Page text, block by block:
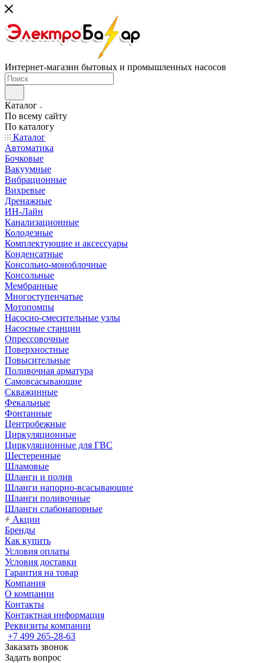
Интернет-магазин бытовых и промышленных насосов
Каталог
По всему сайту
По каталогу
Каталог
Автоматика
Бочковые
Вакуумные
Вибрационные
Вихревые
Дренажные
ИН-Лайн
Канализационные
Колодезные
Комплектующие и аксессуары
Конденсатные
Консольно-моноблочные
Консольные
Мембранные
Многоступенчатые
Мотопомпы
Насосно-смесительные узлы
Насосные станции
Опрессовочные
Поверхностные
Повысительные
Поливочная арматура
Самовсасывающие
Скважинные
Фекальные
Фонтанные
Центробежные
Циркуляционные
Циркуляционные для ГВС
Шестеренные
Шламовые
Шланги и полив
Шланги напорно-всасывающие
Шланги поливочные
Шланги слабонапорные
Акции
Бренды
Как купить
Условия оплаты
Условия доставки
Гарантия на товар
Компания
О компании
Контакты
Контактная информация
Реквизиты компании
+7 499 265-28-63
Заказать звонок
Задать вопрос